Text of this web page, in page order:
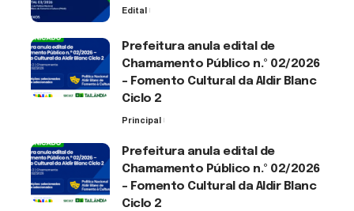
Edital
Prefeitura anula edital de
Chamamento Público n.º 02/2026
– Fomento Cultural da Aldir Blanc
Ciclo 2
Principal
Prefeitura anula edital de
Chamamento Público n.º 02/2026
– Fomento Cultural da Aldir Blanc
Ciclo 2